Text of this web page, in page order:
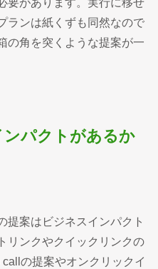
ランは紙くずも同然なので
の角を突くような提案が一
パクトがあるか
提案はビジネスインパクト
リンクやクイックリンクの
の提案やオンクリックイ